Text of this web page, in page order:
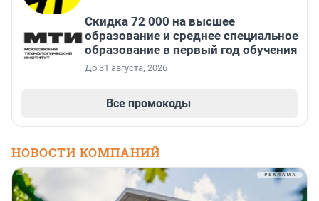
Скидка 72 000 на высшее
образование и среднее специальное
образование в первый год обучения
До 31 августа, 2026
Все промокоды
НОВОСТИ КОМПАНИЙ